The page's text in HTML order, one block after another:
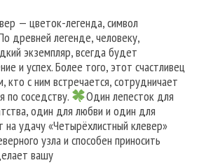
— цветок-легенда, символ
древней легенде, человеку,
экземпляр, всегда будет
и успех. Более того, этот счастливец
кто с ним встречается, сотрудничает
по соседству.
Один лепесток для
один для любви и один для
на удачу «Четырёхлистный клевер»
узла и способен приносить
вашу